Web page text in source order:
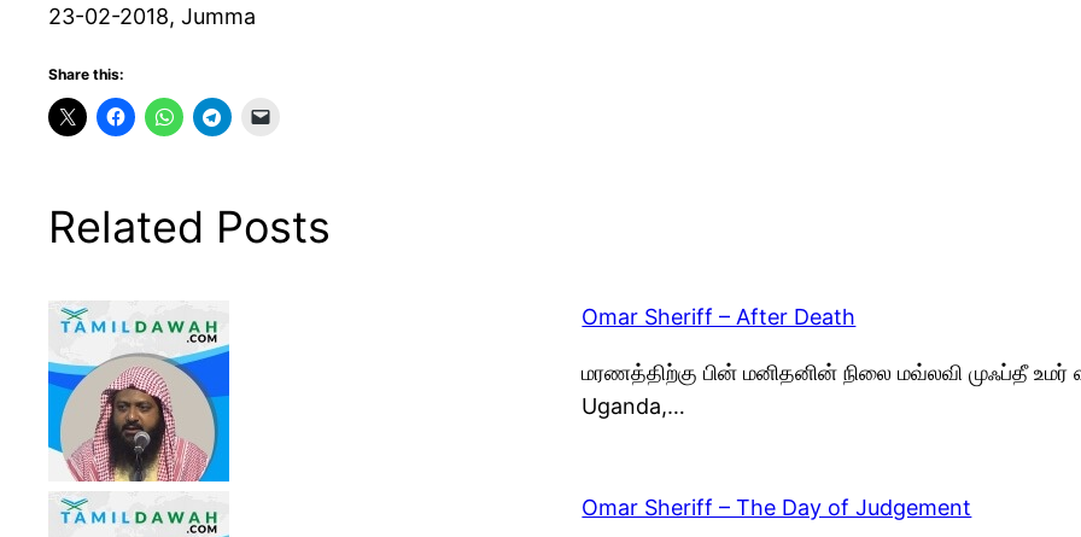
23-02-2018, Jumma
Share this:
Related Posts
Omar Sheriff – After Death
மரணத்திற்கு பின் மனிதனின் நிலை மவ்லவி முஃப்தீ
Uganda,…
Omar Sheriff – The Day of Judgement